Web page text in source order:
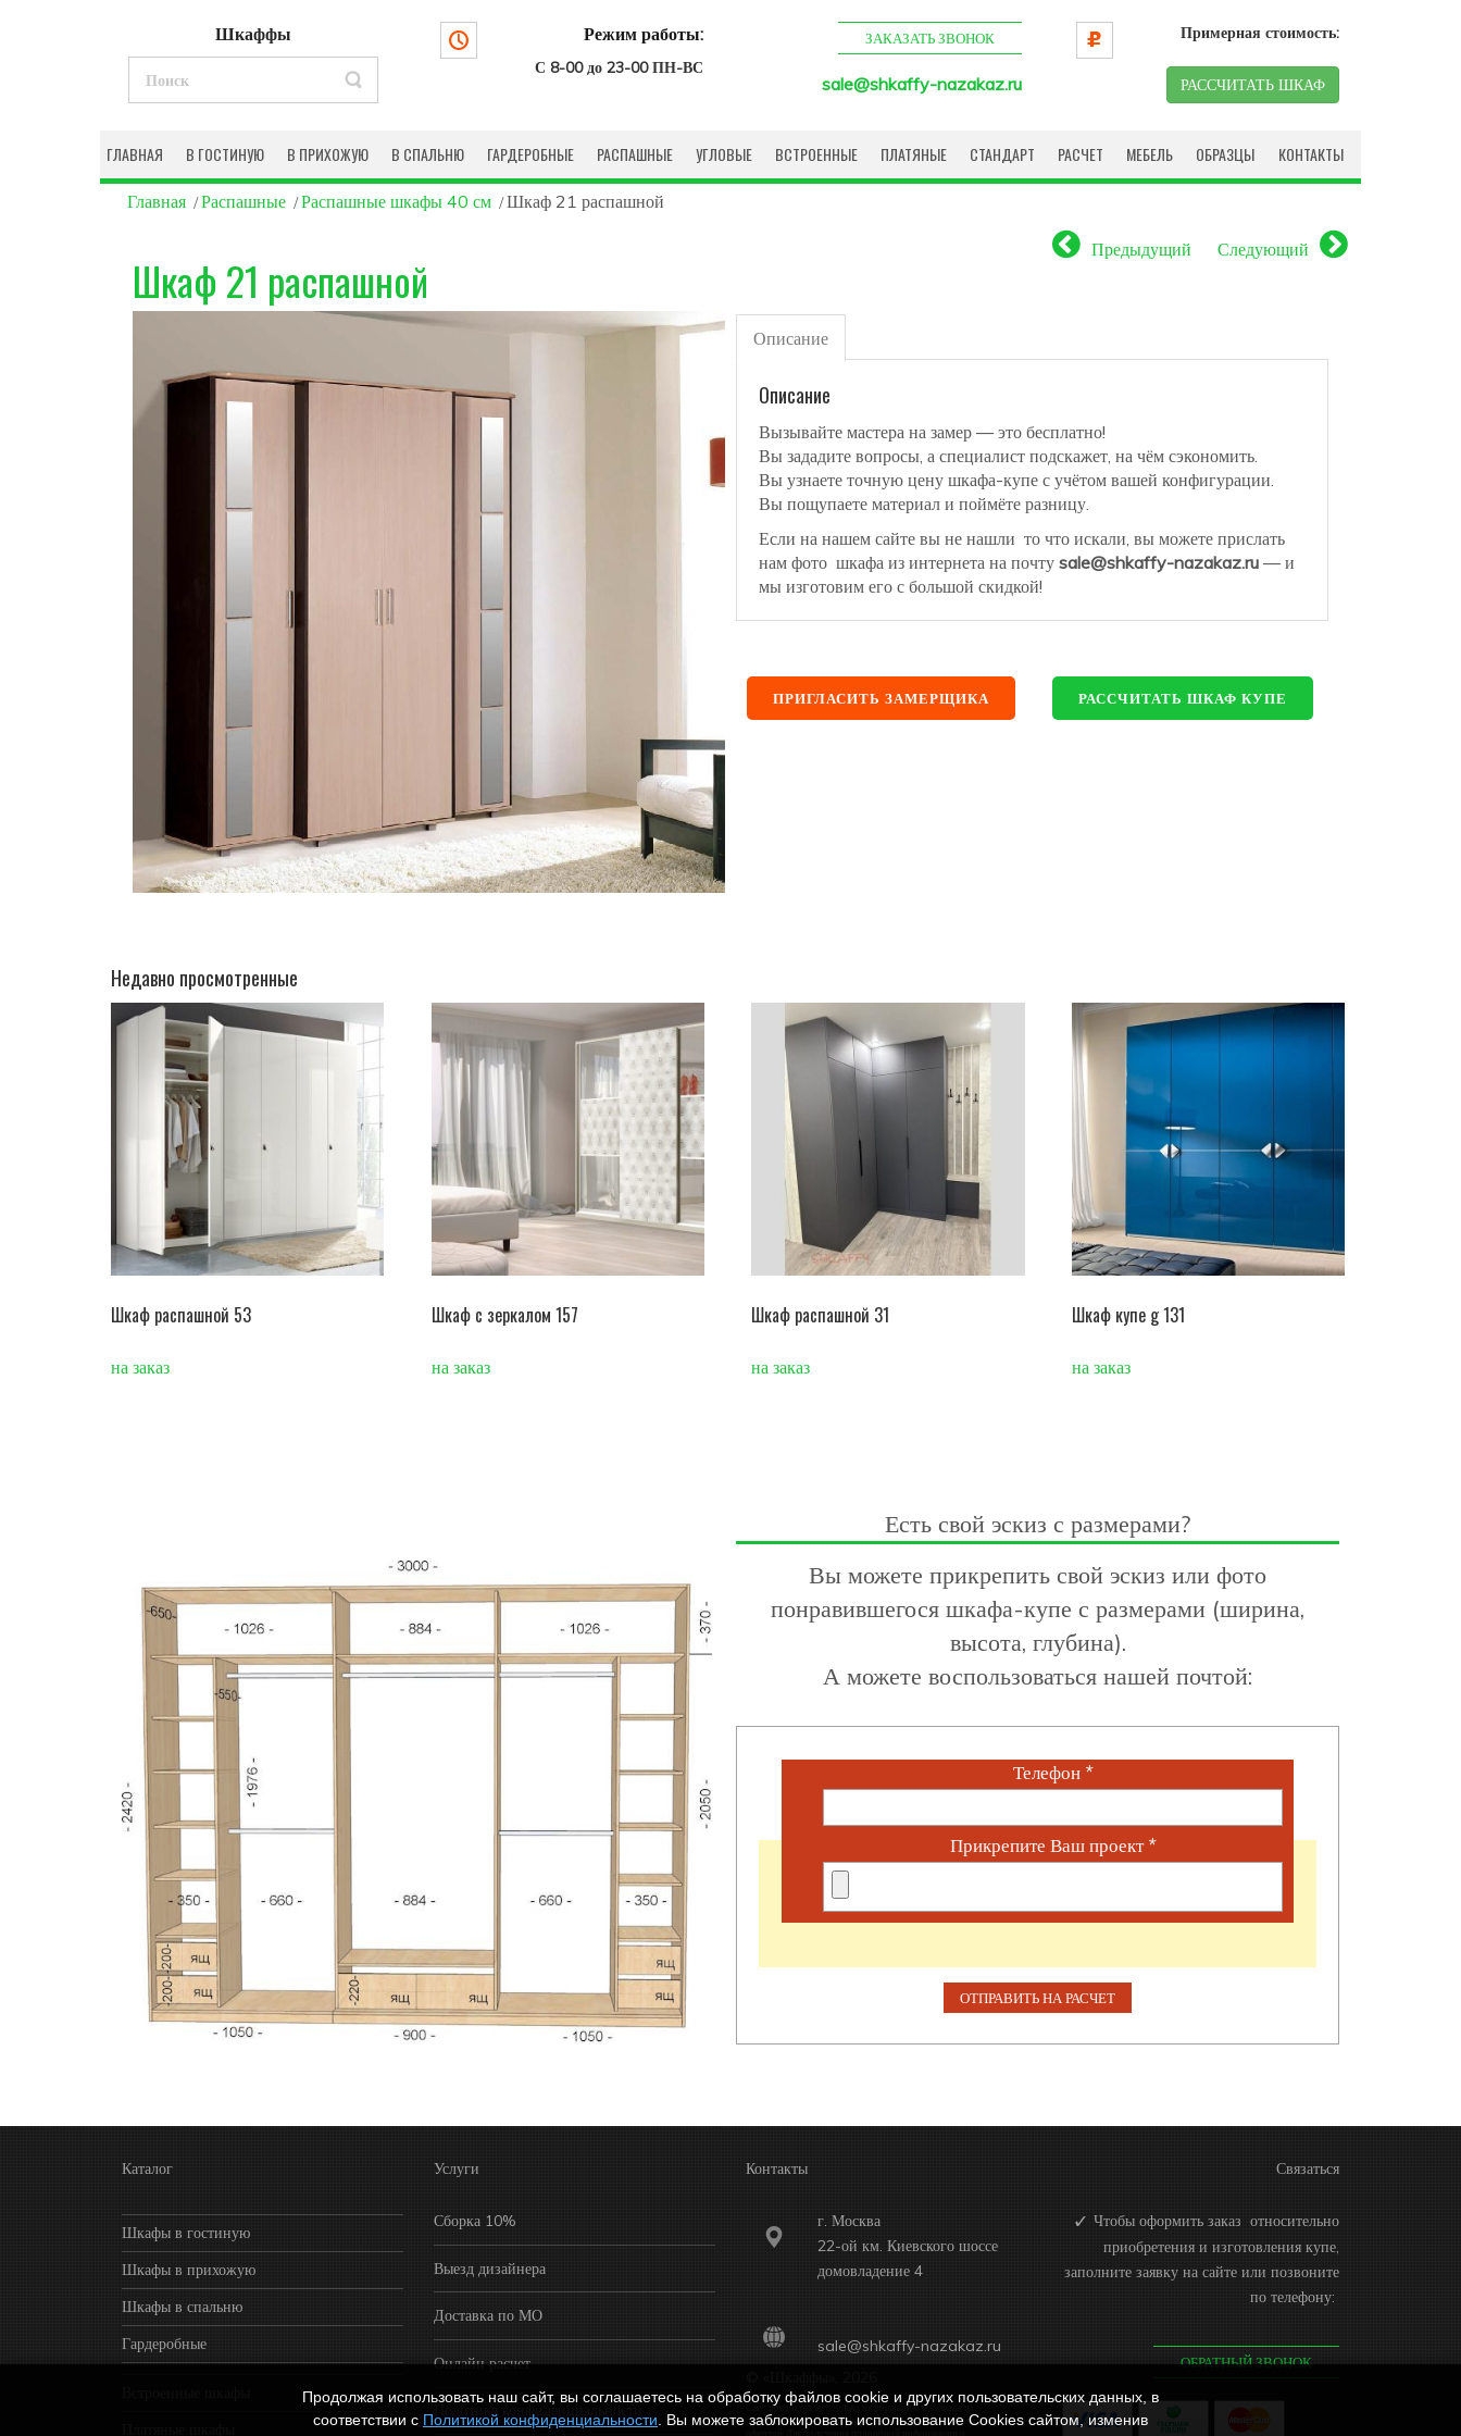
Шкаффы Режим работы:
С 8-00 до 23-00 ПН-ВС
ЗАКАЗАТЬ ЗВОНОК
sale@shkaffy-nazakaz.ru
Примерная стоимость:
РАССЧИТАТЬ ШКАФ
ГЛАВНАЯ В ГОСТИНУЮ В ПРИХОЖУЮ В СПАЛЬНЮ ГАРДЕРОБНЫЕ РАСПАШНЫЕ УГЛОВЫЕ ВСТРОЕННЫЕ ПЛАТЯНЫЕ СТАНДАРТ РАСЧЕТ МЕБЕЛЬ ОБРАЗЦЫ КОНТАКТЫ
Главная Распашные Распашные шкафы 40 см Шкаф 21 распашной
Предыдущий Следующий
Шкаф 21 распашной
Описание
Описание
Вызывайте мастера на замер — это бесплатно!
Вы зададите вопросы, а специалист подскажет, на чём сэкономить.
Вы узнаете точную цену шкафа-купе с учётом вашей конфигурации.
Вы пощупаете материал и поймёте разницу.
Если на нашем сайте вы не нашли то что искали, вы можете прислать
нам фото шкафа из интернета на почту sale@shkaffy-nazakaz.ru — и
мы изготовим его с большой скидкой!
ПРИГЛАСИТЬ ЗАМЕРЩИКА РАССЧИТАТЬ ШКАФ КУПЕ
Недавно просмотренные
Шкаф распашной 53
на заказ
Шкаф с зеркалом 157
на заказ
Шкаф распашной 31
на заказ
Шкаф купе g 131
на заказ
Есть свой эскиз с размерами?
Вы можете прикрепить свой эскиз или фото
понравившегося шкафа-купе с размерами (ширина,
высота, глубина).
А можете воспользоваться нашей почтой:
Телефон *
Прикрепите Ваш проект*
Каталог
Шкафы в гостиную
Шкафы в прихожую
Шкафы в спальню
Гардеробные
Услуги
Сборка 10%
Выезд дизайнера
Доставка по МО
Онлайн расчет
Политика конфиденциальности
Продолжая использовать наш сайт, вы соглашаетесь на обработку файлов cookie и других пользовательских данных, в
соответствии с Политикой конфиденциальности . Вы можете заблокировать использование Cookies сайтом, изменив
Контакты
г. Москва
22-ой км. Киевского шоссе
домовладение 4
sale@shkaffy-nazakaz.ru
Сайт предоставляет только информацию и никакая из
размещенной на нем информации не считается публичной
Связаться
Чтобы оформить заказ относительно
приобретения и изготовления купе,
заполните заявку на сайте или позвоните
по телефону:
ОБРАТНЫЙ ЗВОНОК